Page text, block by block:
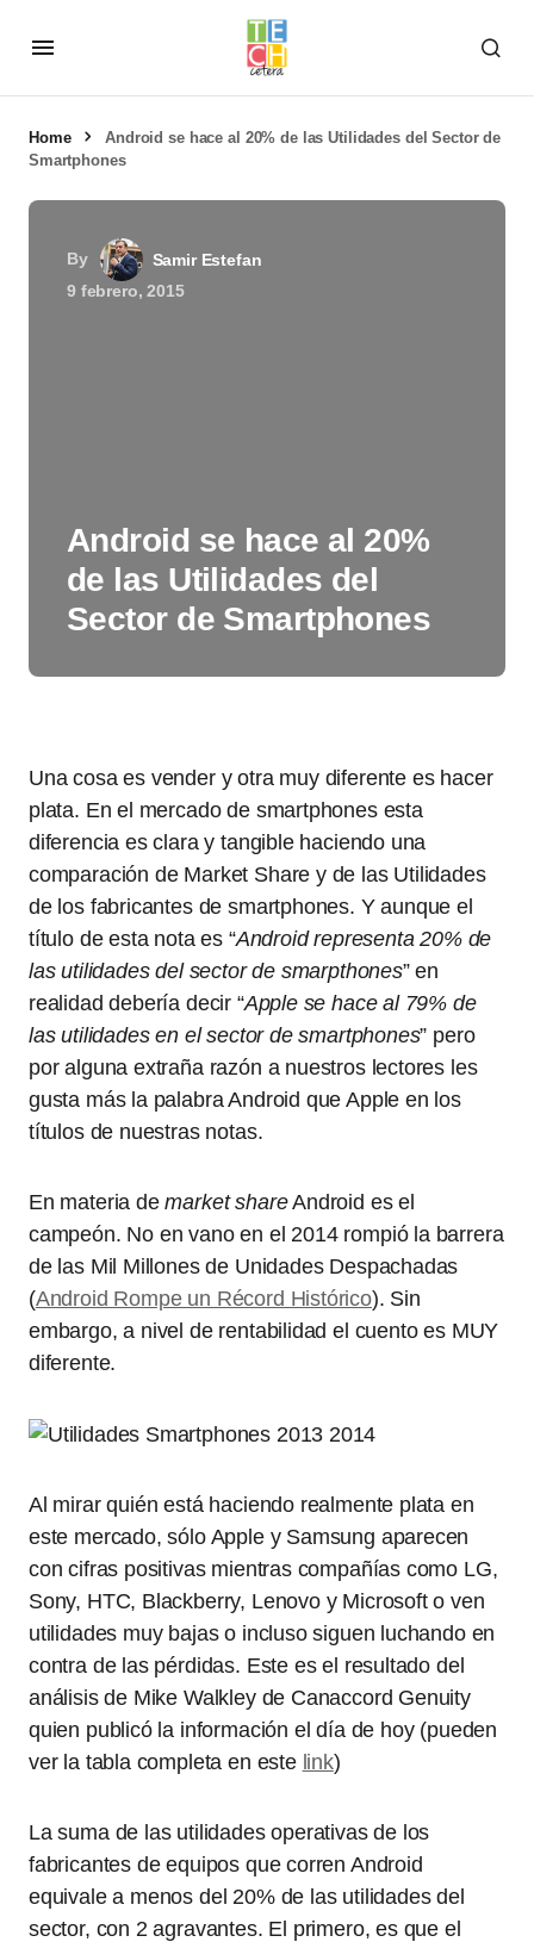
Home
Android se hace al 20% de las Utilidades del Sector de
Smartphones
By
Samir Estefan
9 febrero, 2015
Android se hace al 20%
de las Utilidades del
Sector de Smartphones
Una cosa es vender y otra muy diferente es hacer
plata. En el mercado de smartphones esta
diferencia es clara y tangible haciendo una
comparación de Market Share y de las Utilidades
de los fabricantes de smartphones. Y aunque el
título de esta nota es “Android representa 20% de
las utilidades del sector de smarpthones” en
realidad debería decir “Apple se hace al 79% de
las utilidades en el sector de smartphones” pero
por alguna extraña razón a nuestros lectores les
gusta más la palabra Android que Apple en los
títulos de nuestras notas.
En materia demarket shareAndroid es el
campeón. No en vano en el 2014 rompió la barrera
de las Mil Millones de Unidades Despachadas
(Android Rompe un Récord Histórico). Sin
embargo, a nivel de rentabilidad el cuento es MUY
diferente.
Al mirar quién está haciendo realmente plata en
este mercado, sólo Apple y Samsung aparecen
con cifras positivas mientras compañías como LG,
Sony, HTC, Blackberry, Lenovo y Microsoft o ven
utilidades muy bajas o incluso siguen luchando en
contra de las pérdidas. Este es el resultado del
análisis de Mike Walkley de Canaccord Genuity
quien publicó la información el día de hoy (pueden
ver la tabla completa en este link)
La suma de las utilidades operativas de los
fabricantes de equipos que corren Android
equivale a menos del 20% de las utilidades del
sector, con 2 agravantes. El primero, es que el